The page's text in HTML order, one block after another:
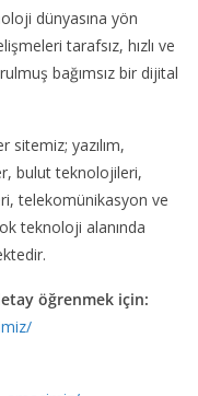
dünyasına yön
tarafsız, hızlı ve
bağımsız bir dijital
sitemiz; yazılım,
bulut teknolojileri,
telekomünikasyon ve
teknoloji alanında
öğrenmek için: